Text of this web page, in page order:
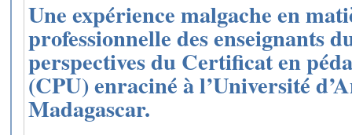
Une expérience malgache en
professionnelle des enseignants
perspectives du Certificat en
(CPU) enraciné à l’Université
Madagascar.